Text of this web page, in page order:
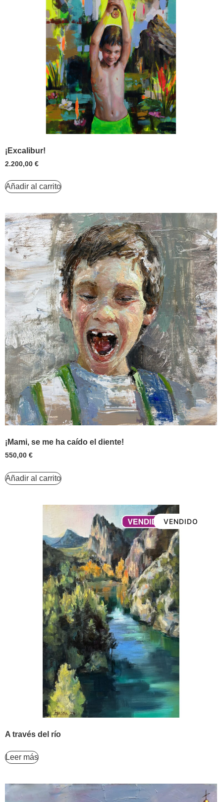
¡Excalibur!
2.200,00 €
Añadir al carrito
¡Mami, se me ha caído el diente!
550,00 €
Añadir al carrito
VENDIDO
A través del río
Leer más